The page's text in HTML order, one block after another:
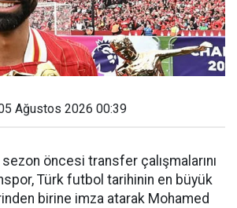
Ağustos 2026 00:39
öncesi transfer çalışmalarını
Türk futbol tarihinin en büyük
birine imza atarak Mohamed